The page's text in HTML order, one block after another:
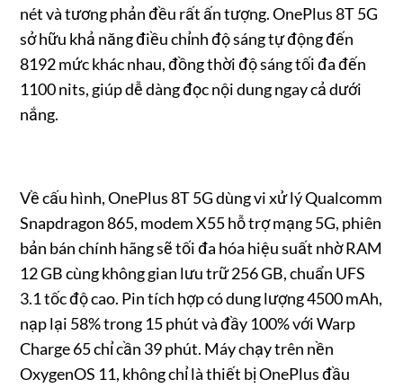
nét và tương phản đều rất ấn tượng. OnePlus 8T 5G
sở hữu khả năng điều chỉnh độ sáng tự động đến
8192 mức khác nhau, đồng thời độ sáng tối đa đến
1100 nits, giúp dễ dàng đọc nội dung ngay cả dưới
nắng.
Về cấu hình, OnePlus 8T 5G dùng vi xử lý Qualcomm
Snapdragon 865, modem X55 hỗ trợ mạng 5G, phiên
bản bán chính hãng sẽ tối đa hóa hiệu suất nhờ RAM
12 GB cùng không gian lưu trữ 256 GB, chuẩn UFS
3.1 tốc độ cao. Pin tích hợp có dung lượng 4500 mAh,
nạp lại 58% trong 15 phút và đầy 100% với Warp
Charge 65 chỉ cần 39 phút. Máy chạy trên nền
OxygenOS 11, không chỉ là thiết bị OnePlus đầu